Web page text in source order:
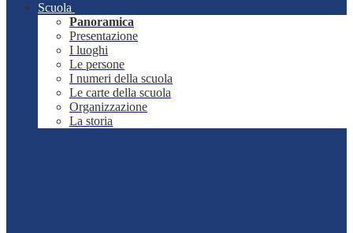
Scuola
Panoramica
Presentazione
I luoghi
Le persone
I numeri della scuola
Le carte della scuola
Organizzazione
La storia